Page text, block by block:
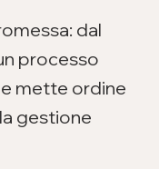
dal
processo
mette ordine
gestione